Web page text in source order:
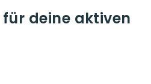
deine aktiven